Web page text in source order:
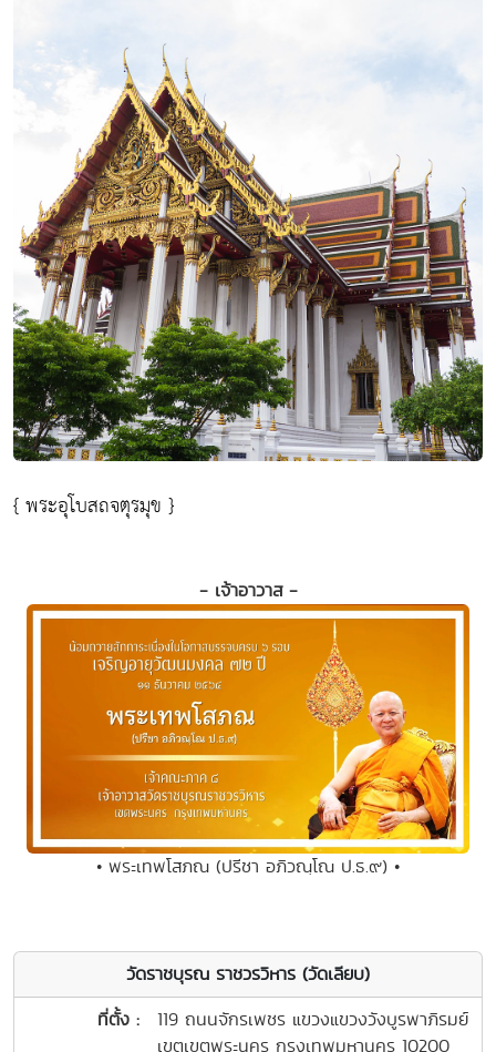
{ พระอุโบสถจตุรมุข }
- เจ้าอาวาส -
• พระเทพโสภณ (ปรีชา อภิวณฺโณ ป.ธ.๙) •
วัดราชบุรณ ราชวรวิหาร (วัดเลียบ)
ที่ตั้ง :
119 ถนนจักรเพชร แขวงแขวงวังบูรพาภิรมย์
เขตเขตพระนคร กรุงเทพมหานคร 10200